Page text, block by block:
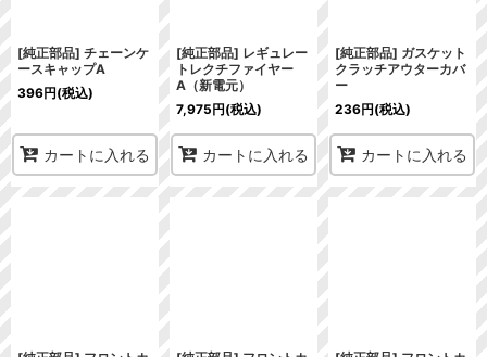
[純正部品] チェーンケ
ースキャップA
396円(税込)
カートに入れる
[純正部品] レギュレー
トレクチファイヤー
A（新電元）
7,975円(税込)
カートに入れる
[純正部品] ガスケット
クラッチアウターカバ
ー
236円(税込)
カートに入れる